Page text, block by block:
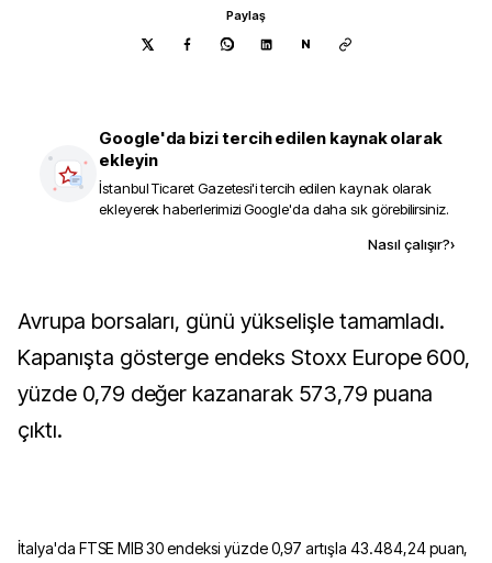
Paylaş
N
Google'da bizi tercih edilen kaynak olarak
ekleyin
İstanbul Ticaret Gazetesi'i tercih edilen kaynak olarak
ekleyerek haberlerimizi Google'da daha sık görebilirsiniz.
Nasıl çalışır?›
Avrupa borsaları, günü yükselişle tamamladı.
Kapanışta gösterge endeks Stoxx Europe 600,
yüzde 0,79 değer kazanarak 573,79 puana
çıktı.
İtalya'da FTSE MIB 30 endeksi yüzde 0,97 artışla 43.484,24 puan,